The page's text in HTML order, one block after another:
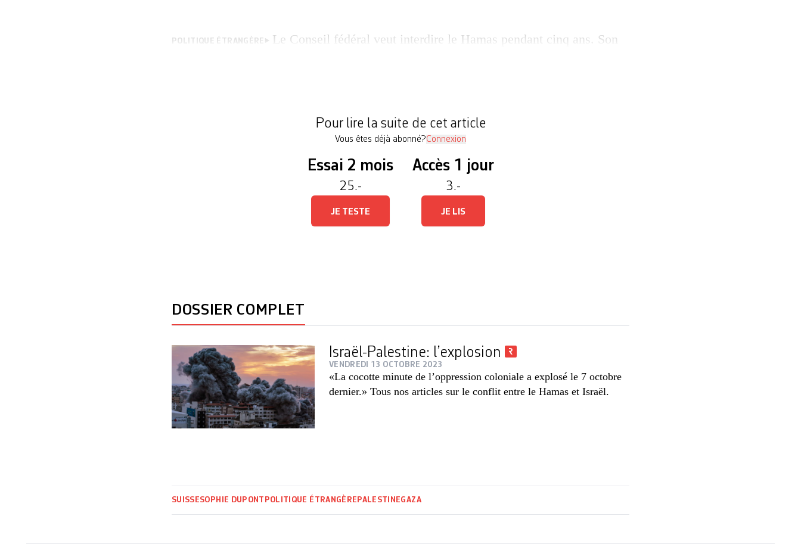
POLITIQUE ÉTRANGÈRE
Le Conseil fédéral veut interdire le Hamas pendant cinq ans. Son
Pour lire la suite de cet article
Vous êtes déjà abonné?Connexion
Essai 2 mois
25.-
JE TESTE
Accès 1 jour
3.-
JE LIS
DOSSIER COMPLET
Israël-Palestine: l’explosion
VENDREDI 13 OCTOBRE 2023
«La cocotte minute de l’oppression coloniale a explosé le 7 octobre
dernier.» Tous nos articles sur le conflit entre le Hamas et Israël.
SUISSESOPHIE DUPONT POLITIQUE ÉTRANGÈRE PALESTINEGAZA